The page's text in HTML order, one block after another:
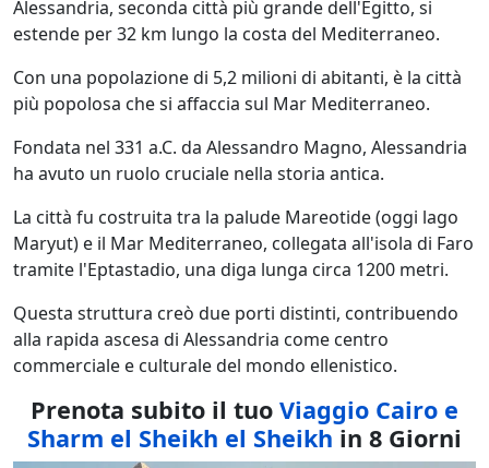
Alessandria, seconda città più grande dell'Egitto, si
estende per 32 km lungo la costa del Mediterraneo.
Con una popolazione di 5,2 milioni di abitanti, è la città
più popolosa che si affaccia sul Mar Mediterraneo.
Fondata nel 331 a.C. da Alessandro Magno, Alessandria
ha avuto un ruolo cruciale nella storia antica.
La città fu costruita tra la palude Mareotide (oggi lago
Maryut) e il Mar Mediterraneo, collegata all'isola di Faro
tramite l'Eptastadio, una diga lunga circa 1200 metri.
Questa struttura creò due porti distinti, contribuendo
alla rapida ascesa di Alessandria come centro
commerciale e culturale del mondo ellenistico.
Prenota subito il tuo Viaggio Cairo e
Sharm el Sheikh el Sheikh in 8 Giorni